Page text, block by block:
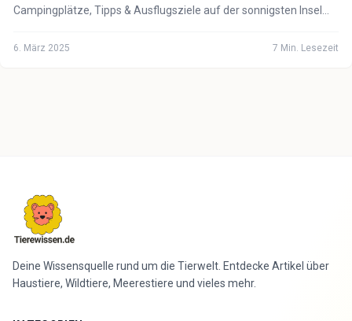
Campingplätze, Tipps & Ausflugsziele auf der sonnigsten Insel
6. März 2025 7 Min. Lesezeit
Deine Wissensquelle rund um die Tierwelt. Entdecke Artikel über
Haustiere, Wildtiere, Meerestiere und vieles mehr.